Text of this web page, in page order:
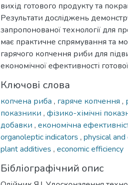
вихід готового продукту та
Результати досліджень
запропонованої технології для
має практичне спрямування та
гарячого копчення риби для
економічної ефективності
Ключові слова
копчена риба , гаряче копчення ,
показники , фізико-хімічні
добавки , економічна
organoleptic indicators , physical
plant additives , economic efficiency
Бібліографічний опис